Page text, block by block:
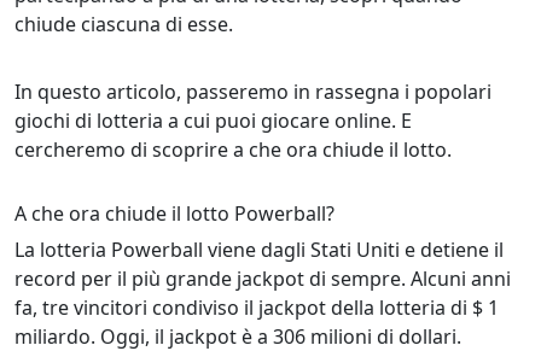
chiude ciascuna di esse.
In questo articolo, passeremo in rassegna i popolari
giochi di lotteria a cui puoi giocare online. E
cercheremo di scoprire a che ora chiude il lotto.
A che ora chiude il lotto Powerball?
La lotteria Powerball viene dagli Stati Uniti e detiene il
record per il più grande jackpot di sempre. Alcuni anni
fa, tre vincitori condiviso il jackpot della lotteria di $ 1
miliardo. Oggi, il jackpot è a 306 milioni di dollari.